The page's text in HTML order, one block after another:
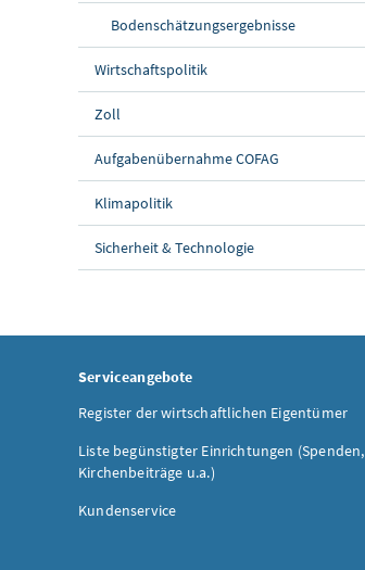
Bodenschätzungsergebnisse
Wirtschaftspolitik
Zoll
Aufgabenübernahme COFAG
Klimapolitik
Sicherheit & Technologie
Serviceangebote
Register der wirtschaftlichen Eigentümer
Liste begünstigter Einrichtungen (Spenden,
Kirchenbeiträge u.a.)
Kundenservice